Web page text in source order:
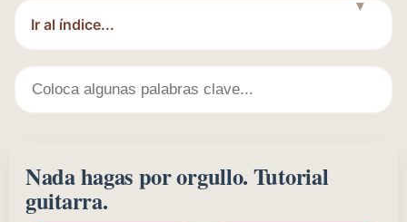
▼
Nada hagas por orgullo. Tutorial
guitarra.